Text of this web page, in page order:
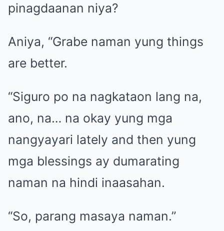
pinagdaanan niya?
Aniya, “Grabe naman yung things
are better.
“Siguro po na nagkataon lang na,
ano, na… na okay yung mga
nangyayari lately and then yung
mga blessings ay dumarating
naman na hindi inaasahan.
“So, parang masaya naman.”